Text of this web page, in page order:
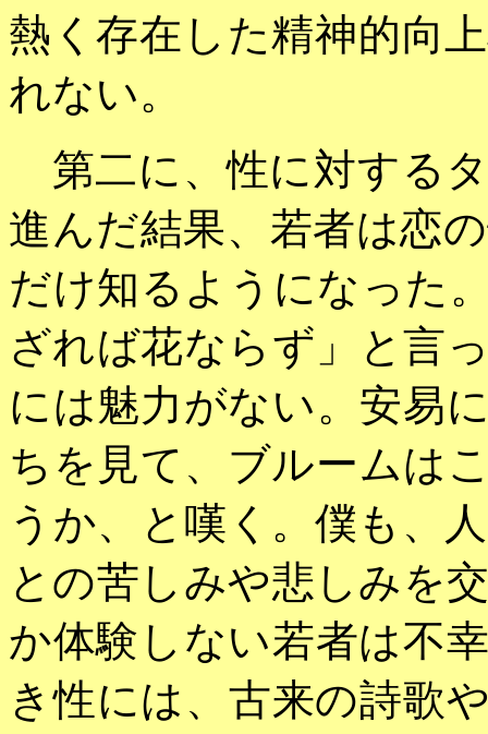
熱く存在した精神的向
れない。
第二に、性に対する
進んだ結果、若者は恋
だけ知るようになった
ざれば花ならず」と言
には魅力がない。安易
ちを見て、ブルームは
うか、と嘆く。僕も、
との苦しみや悲しみを
か体験しない若者は不
き性には、古来の詩歌